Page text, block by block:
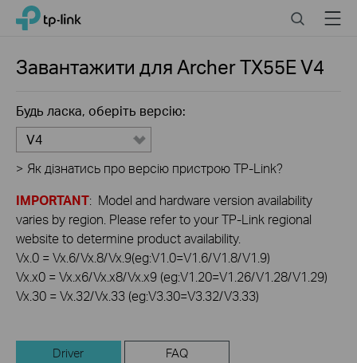
Click
navigation
TP-Link, Reliably Smart SearchMenu
Завантажити дляArcher TX55EV4
Будь ласка, оберіть версію:
V4
> Як дізнатись про версію пристрою TP-Link?
IMPORTANT: Model and hardware version availability
varies by region. Please refer to your TP-Link regional
website to determine product availability.
Vx.0 = Vx.6/Vx.8/Vx.9(eg:V1.0=V1.6/V1.8/V1.9)
Vx.x0 = Vx.x6/Vx.x8/Vx.x9 (eg:V1.20=V1.26/V1.28/V1.29)
Vx.30 = Vx.32/Vx.33 (eg:V3.30=V3.32/V3.33)
Driver FAQ